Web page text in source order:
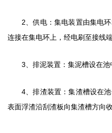
2、供电：集电装置由集电
连接在集电环上，经电刷至接线
3、排泥装置：集泥槽设在
4、排渣装置：集渣槽设在
表面浮渣沿刮渣板向集渣槽方向